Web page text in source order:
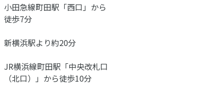
小田急線町田駅「西口」から
徒歩7分
新横浜駅より約20分
JR横浜線町田駅「中央改札口
（北口）」から徒歩10分